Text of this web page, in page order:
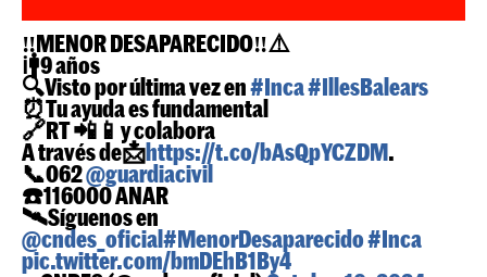
‼️MENOR DESAPARECIDO‼️⚠️
ℹ️🚹9 años
🔍Visto por última vez en#Inca#IllesBalears
⏰Tu ayuda es fundamental
🔗RT 📲📱y colabora
A través de📩https://t.co/bAsQpYCZDM.
📞062@guardiacivil
☎️116000 ANAR
🛰️Síguenos en
@cndes_oficial#MenorDesaparecido#Inca
pic.twitter.com/bmDEhB1By4